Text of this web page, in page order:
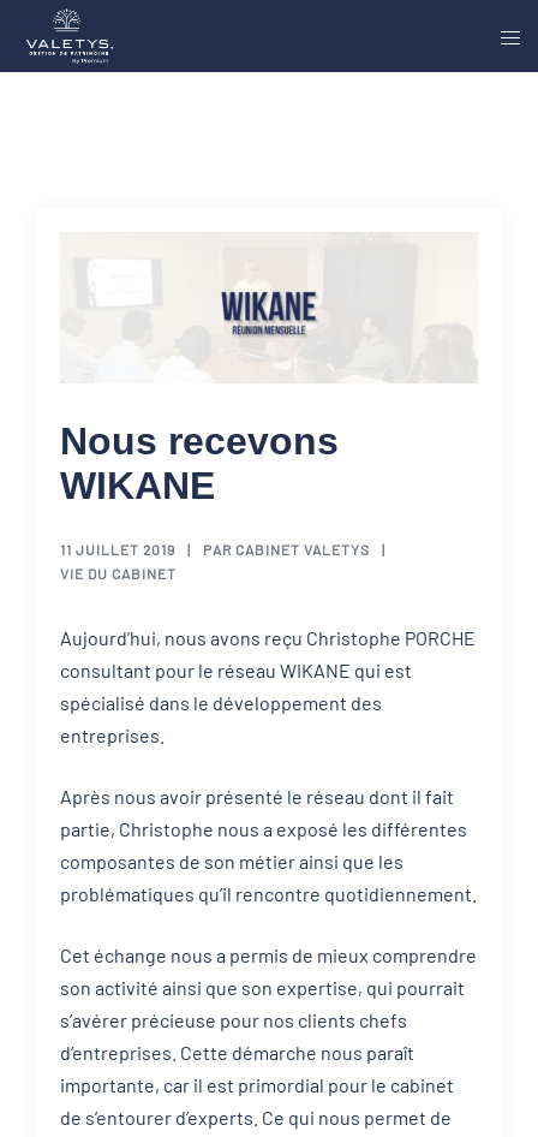
Nous recevons
WIKANE
11 JUILLET 2019 PAR CABINET VALETYS
VIE DU CABINET
Aujourd’hui, nous avons reçu Christophe PORCHE
consultant​ pour le réseau WIKANE qui est
spécialisé dans le développement des
entreprises.
Après nous avoir présenté le réseau dont il fait
partie, Christophe nous a exposé les différentes
composantes de son métier ainsi que les
problématiques qu’il rencontre quotidiennement.
Cet échange nous a permis de mieux comprendre
son activité ainsi que son expertise, qui pourrait
s’avérer précieuse pour nos clients chefs
d’entreprises. Cette démarche nous paraît
importante, car il est primordial pour le cabinet
de s’entourer d’experts. Ce qui nous permet de